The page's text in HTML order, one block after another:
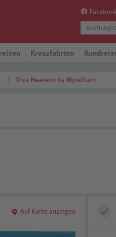
Kreuzfahrten
Viva Heavens by Wyndham
Auf Karte anzeigen